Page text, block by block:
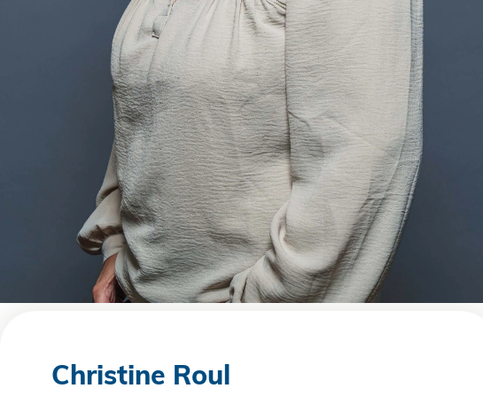
Christine Roul